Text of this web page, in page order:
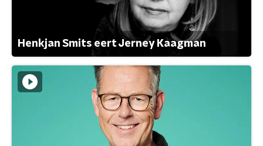
Henkjan Smits eert Jerney Kaagman